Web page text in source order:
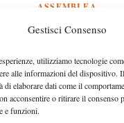
Gestisci Consenso
utilizziamo tecnologie
alle informazioni del dispositivo.
di elaborare dati come il
acconsentire o ritirare il consenso
e funzioni.
ASSEMBLEA
all’unanimità
destinati al territorio
EDITORIALE DIRETTORE
restando
EDITORIALE
Costruire futuro